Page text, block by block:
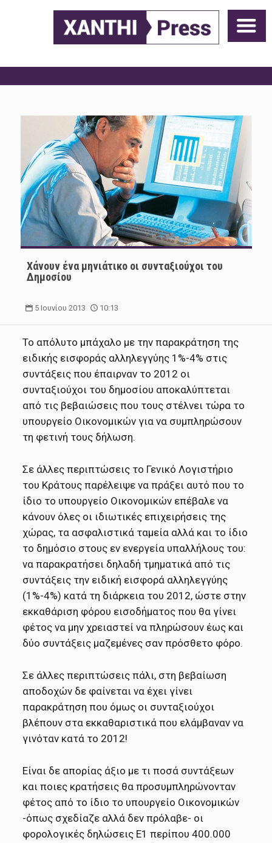
Χάνουν ένα μηνιάτικο οι συνταξιούχοι του
Δημοσίου
5 Ιουνίου 2013 10:13
Το απόλυτο μπάχαλο με την παρακράτηση της
ειδικής εισφοράς αλληλεγγύης 1%-4% στις
συντάξεις που έπαιρναν το 2012 οι
συνταξιούχοι του δημοσίου αποκαλύπτεται
από τις βεβαιώσεις που τους στέλνει τώρα το
υπουργείο Οικονομικών για να συμπληρώσουν
τη φετινή τους δήλωση.
Σε άλλες περιπτώσεις το Γενικό Λογιστήριο
του Κράτους παρέλειψε να πράξει αυτό που το
ίδιο το υπουργείο Οικονομικών επέβαλε να
κάνουν όλες οι ιδιωτικές επιχειρήσεις της
χώρας, τα ασφαλιστικά ταμεία αλλά και το ίδιο
το δημόσιο στους εν ενεργεία υπαλλήλους του:
να παρακρατήσει δηλαδή τμηματικά από τις
συντάξεις την ειδική εισφορά αλληλεγγύης
(1%-4%) κατά τη διάρκεια του 2012, ώστε στην
εκκαθάριση φόρου εισοδήματος που θα γίνει
φέτος να μην χρειαστεί να πληρώσουν έως και
δύο συντάξεις μαζεμένες σαν πρόσθετο φόρο.
Σε άλλες περιπτώσεις πάλι, στη βεβαίωση
αποδοχών δε φαίνεται να έχει γίνει
παρακράτηση που όμως οι συνταξιούχοι
βλέπουν στα εκκαθαριστικά που ελάμβαναν να
γινόταν κατά το 2012!
Είναι δε απορίας άξιο με τι ποσά συντάξεων
και ποιες κρατήσεις θα προσυμπληρώνονταν
φέτος από το ίδιο το υπουργείο Οικονομικών
-όπως σχεδίαζε αλλά δεν πρόλαβε- οι
φορολογικές δηλώσεις Ε1 περίπου 400.000